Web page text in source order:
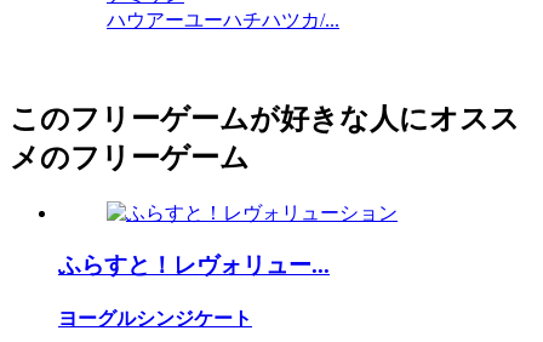
ハウアーユーハチハツカ/...
このフリーゲームが好きな人にオスス
メのフリーゲーム
ふらすと！レヴォリュー...
ヨーグルシンジケート